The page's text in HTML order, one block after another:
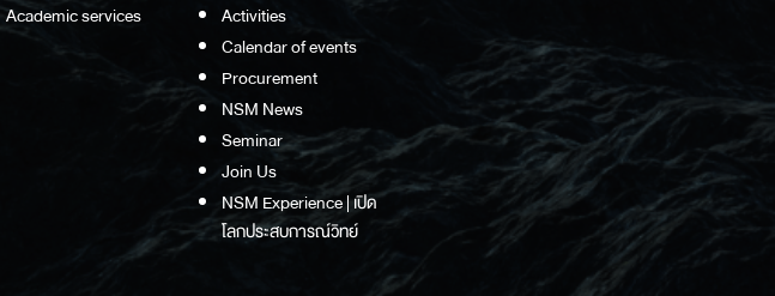
Academic services
Activities
Calendar of events
Procurement
NSM News
Seminar
Join Us
NSM Experience | เปิด
โลกประสบการณ์วิทย์